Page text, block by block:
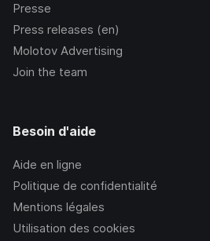
Presse
Press releases (en)
Molotov Advertising
Join the team
Besoin d'aide
Aide en ligne
Politique de confidentialité
Mentions légales
Utilisation des cookies